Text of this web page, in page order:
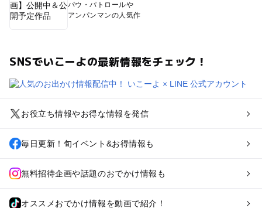
パウ・パトロールや
アンパンマンの人気作
SNSでいこーよの最新情報をチェック！
お役立ち情報やお得な情報を発信
毎日更新！旬イベント&お得情報も
無料招待企画や話題のおでかけ情報も
オススメおでかけ情報を動画で紹介！